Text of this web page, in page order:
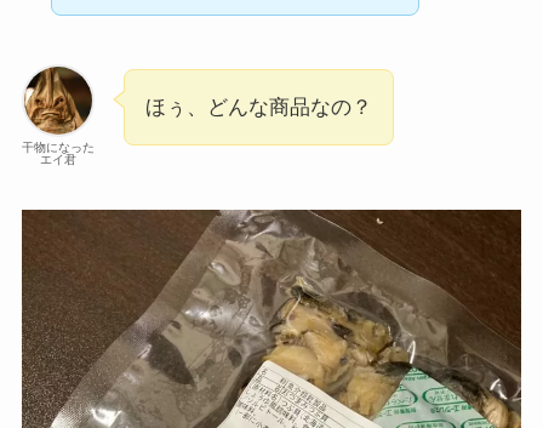
干物になった
エイ君
ほぅ、どんな商品なの？